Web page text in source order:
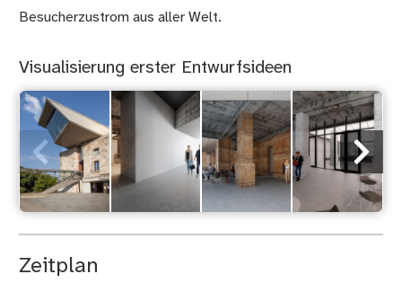
Besucherzustrom aus aller Welt.
Visualisierung erster Entwurfsideen
Zeitplan